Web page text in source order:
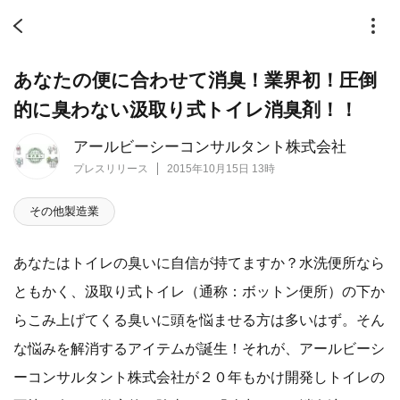
アールビーシーコンサルタント株式会社
プレスリリース 2015年10月15日 13時
あなたの便に合わせて消臭！業界初！圧倒
的に臭わない汲取り式トイレ消臭剤！！
その他製造業
あなたはトイレの臭いに自信が持てますか？水洗便所なら
ともかく、汲取り式トイレ（通称：ボットン便所）の下か
らこみ上げてくる臭いに頭を悩ませる方は多いはず。そん
な悩みを解消するアイテムが誕生！それが、アールビーシ
ーコンサルタント株式会社が２０年もかけ開発しトイレの